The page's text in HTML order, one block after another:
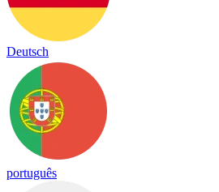
Deutsch
português